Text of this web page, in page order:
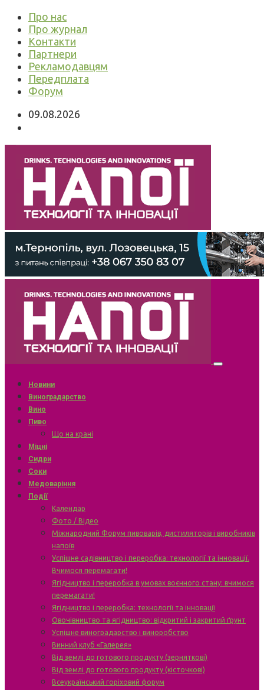
Про нас
Про журнал
Контакти
Партнери
Рекламодавцям
Передплата
Форум
09.08.2026
Новини
Виноградарство
Вино
Пиво
Що на крані
Міцні
Сидри
Соки
Медоваріння
Події
Календар
Фото / Відео
Міжнародний Форум пивоварів, дистиляторів і виробників
напоїв
Успішне садівництво і переробка: технології та інновації.
Вчимося перемагати!
Ягідництво і переробка в умовах воєнного стану: вчимося
перемагати!
Ягідництво і переробка: технології та інновації
Овочівництво та ягідництво: відкритий і закритий ґрунт
Успішне виноградарство і виноробство
Винний клуб «Галерея»
Від землі до готового продукту (зерняткові)
Від землі до готового продукту (кісточкові)
Всеукраїнський горіховий форум